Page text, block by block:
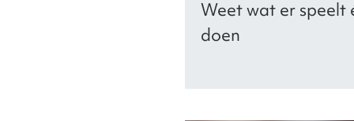
Weet wat er speelt
doen